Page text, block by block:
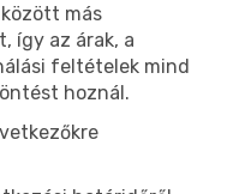
más
így az árak, a
feltételek mind
hoznál.